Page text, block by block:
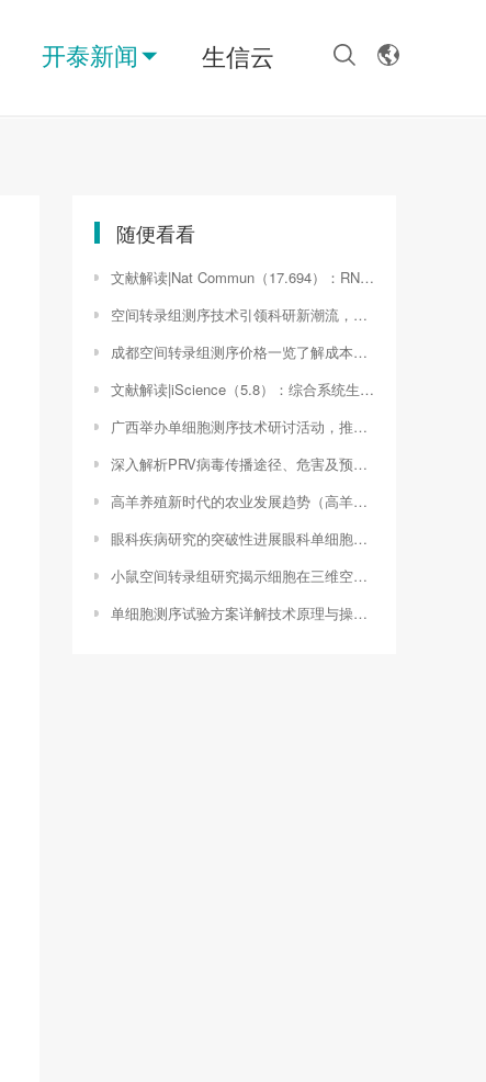
开泰新闻 生信云
随便看看
文献解读|Nat Commun（17.694）：RNA 结合蛋白相互作用组的表征揭示了MYC扩增的髓母细胞瘤的特定背景转录后景观
空间转录组测序技术引领科研新潮流，助力解析细胞微环境奥秘（nanostring空间转录组）
成都空间转录组测序价格一览了解成本与价值（空间转录组 价格）
文献解读|iScience（5.8）：综合系统生物学表征了鼠寨卡病毒小头畸形中免疫介导的神经发育变化
广西举办单细胞测序技术研讨活动，推动生物科技发展（广西介绍单细胞测序活动的医院）
深入解析PRV病毒传播途径、危害及预防措施（prv病毒膜蛋白gE结构）
高羊养殖新时代的农业发展趋势（高羊茅图片）
眼科疾病研究的突破性进展眼科单细胞测序技术解析（单细胞测序百度百科）
小鼠空间转录组研究揭示细胞在三维空间中的动态变化（空间转录组分析流程）
单细胞测序试验方案详解技术原理与操作步骤（单细胞测序试验方案怎么写）